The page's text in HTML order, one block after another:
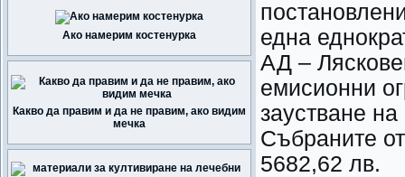
Ако намерим костенурка
Какво да правим и да не правим, ако видим
мечка
една
АД –
емисионни
заустване
Събраните
5682,62 лв.